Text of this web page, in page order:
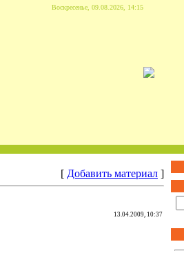
Воскресенье, 09.08.2026, 14:15
[ Добавить материал ]
13.04.2009, 10:37